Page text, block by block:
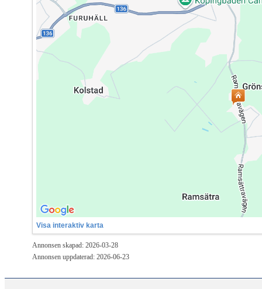
Visa interaktiv karta
Annonsen skapad: 2026-03-28
Annonsen uppdaterad: 2026-06-23